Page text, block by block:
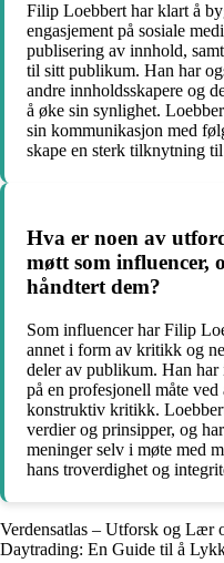
Filip Loebbert har klart å
engasjement på sosiale
publisering av innhold,
til sitt publikum. Han har
andre innholdsskapere og
å øke sin synlighet.
sin kommunikasjon med
skape en sterk tilknytning
Hva er noen av
møtt som influencer,
håndtert dem?
Som influencer har Filip
annet i form av kritikk og
deler av publikum. Han
på en profesjonell måte
konstruktiv kritikk.
verdier og prinsipper, og
meninger selv i møte med
hans troverdighet og
Verdensatlas – Utforsk og Lær
Daytrading: En Guide til å